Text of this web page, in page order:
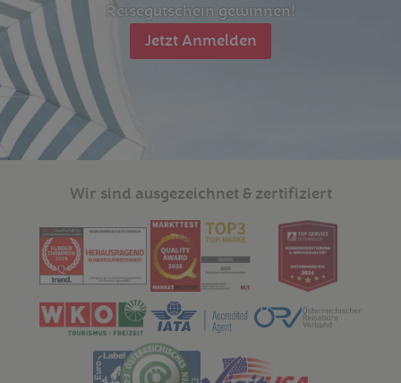
Reisegutschein gewinnen!
Jetzt Anmelden
Wir sind ausgezeichnet & zertifiziert